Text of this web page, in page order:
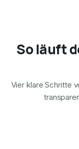
So läuft
Vier klare Schritte